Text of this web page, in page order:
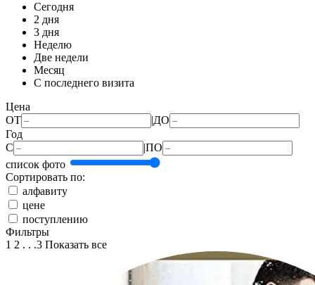
Сегодня
2 дня
3 дня
Неделю
Две недели
Месяц
С последнего визита
Цена
ОТ
|ДО
Год
С
|ПО
список фото
Сортировать по:
алфавиту
цене
поступлению
Фильтры
1 2 . . .3 Показать все